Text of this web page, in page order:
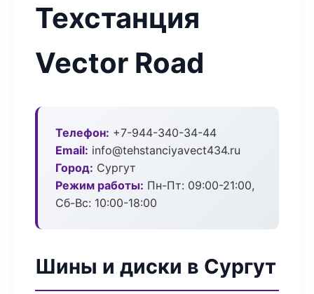
Техстанция
Vector Road
Телефон: +7-944-340-34-44
Email: info@tehstanciyavect434.ru
Город: Сургут
Режим работы: Пн-Пт: 09:00-21:00,
Сб-Вс: 10:00-18:00
Шины и диски в Сургут